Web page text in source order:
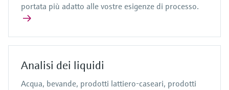
portata più adatto alle vostre esigenze di processo.
Analisi dei liquidi
Acqua, bevande, prodotti lattiero-caseari, prodotti